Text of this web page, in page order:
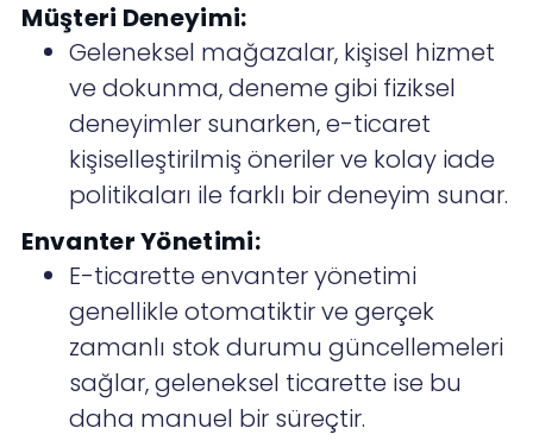
Müşteri Deneyimi:
Geleneksel mağazalar, kişisel hizmet
ve dokunma, deneme gibi fiziksel
deneyimler sunarken, e-ticaret
kişiselleştirilmiş öneriler ve kolay iade
politikaları ile farklı bir deneyim sunar.
Envanter Yönetimi:
E-ticarette envanter yönetimi
genellikle otomatiktir ve gerçek
zamanlı stok durumu güncellemeleri
sağlar, geleneksel ticarette ise bu
daha manuel bir süreçtir.